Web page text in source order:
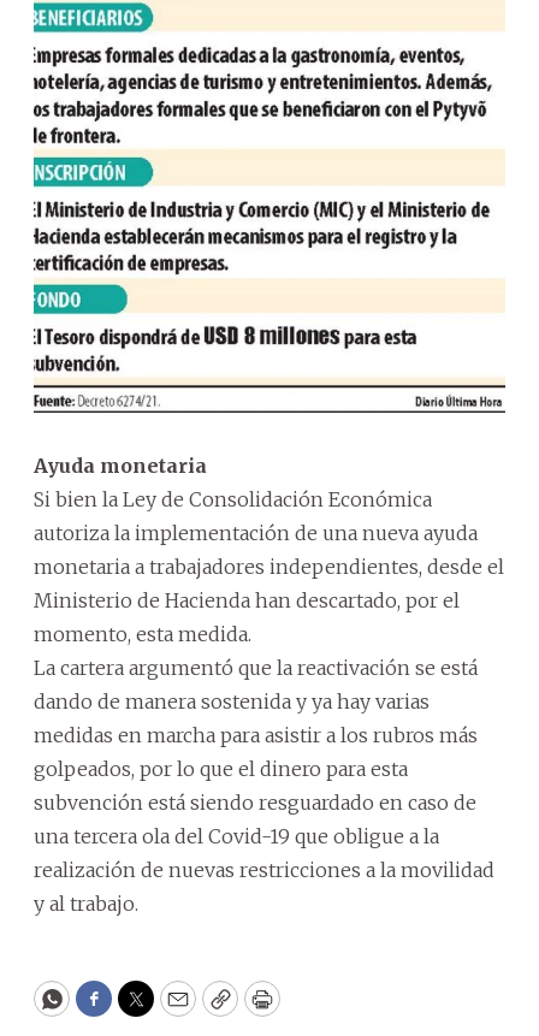
Ayuda monetaria
Si bien la Ley de Consolidación Económica
autoriza la implementación de una nueva ayuda
monetaria a trabajadores independientes, desde el
Ministerio de Hacienda han descartado, por el
momento, esta medida.
La cartera argumentó que la reactivación se está
dando de manera sostenida y ya hay varias
medidas en marcha para asistir a los rubros más
golpeados, por lo que el dinero para esta
subvención está siendo resguardado en caso de
una tercera ola del Covid-19 que obligue a la
realización de nuevas restricciones a la movilidad
y al trabajo.
WhatsApp
Facebook
Twitter
EmailCopyPrint